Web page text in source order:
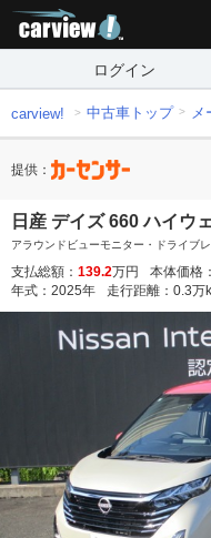
ログイン
carview! 中古車トップ メ
提供：
日産 デイズ 660 ハイウ
アラウンドビューモニター・ドライブ
支払総額： 139.2万円 本体価格：
年式： 2025年 走行距離： 0.3万